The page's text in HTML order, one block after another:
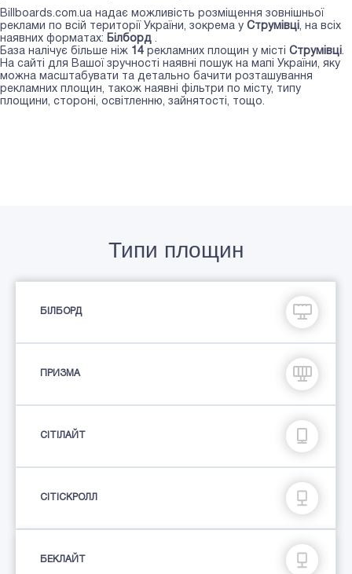
Billboards.com.ua надає можливість розміщення зовнішньої
реклами по всій території України, зокрема у Струмівці, на всіх
наявних форматах: Білборд .
База налічує більше ніж 14 рекламних площин у місті Струмівці.
На сайті для Вашої зручності наявні пошук на мапі України, яку
можна масштабувати та детально бачити розташування
рекламних площин, також наявні фільтри по місту, типу
площини, стороні, освітленню, зайнятості, тощо.
Типи площин
БІЛБОРД
ПРИЗМА
СIТIЛАЙТ
СІТІСКРОЛЛ
БЕКЛАЙТ